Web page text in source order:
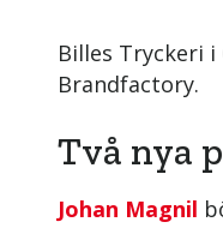
Billes Tryckeri
Brandfactory.
Två nya
Johan Magnil